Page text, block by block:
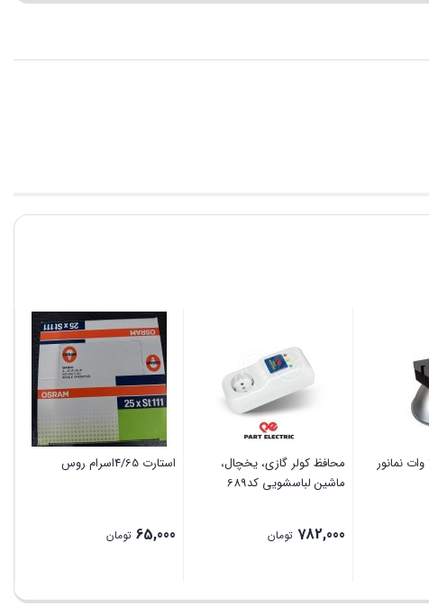
محافظ کولر گازی، یخچال،
ماشین لباسشویی کد689
782,000 تومان
استارت 4/65اسرام روس
65,000 تومان